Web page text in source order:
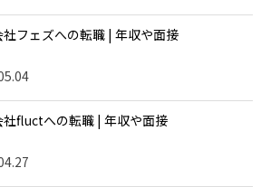
フェズへの転職 | 年収や面接
社fluctへの転職 | 年収や面接